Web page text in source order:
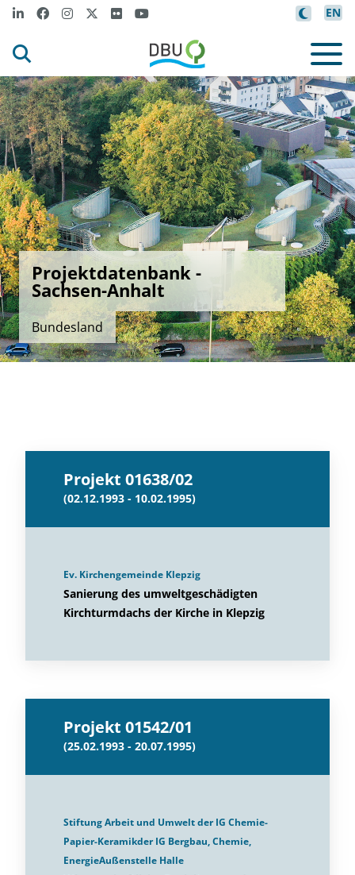
EN
Projektdatenbank -
Sachsen-Anhalt
Bundesland
Projekt 01638/02
(02.12.1993 - 10.02.1995)
Ev. Kirchengemeinde Klepzig
Sanierung des umweltgeschädigten
Kirchturmdachs der Kirche in Klepzig
Projekt 01542/01
(25.02.1993 - 20.07.1995)
Stiftung Arbeit und Umwelt der IG Chemie-
Papier-Keramikder IG Bergbau, Chemie,
EnergieAußenstelle Halle